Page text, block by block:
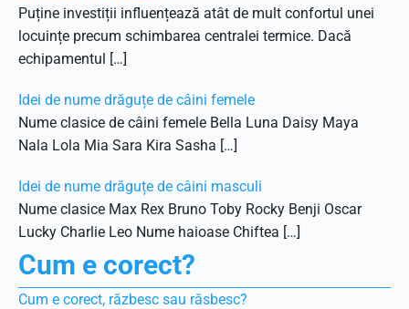
Puține investiții influențează atât de mult confortul unei
locuințe precum schimbarea centralei termice. Dacă
echipamentul […]
Idei de nume drăguțe de câini femele
Nume clasice de câini femele Bella Luna Daisy Maya
Nala Lola Mia Sara Kira Sasha […]
Idei de nume drăguțe de câini masculi
Nume clasice Max Rex Bruno Toby Rocky Benji Oscar
Lucky Charlie Leo Nume haioase Chiftea […]
Cum e corect?
Cum e corect, răzbesc sau răsbesc?